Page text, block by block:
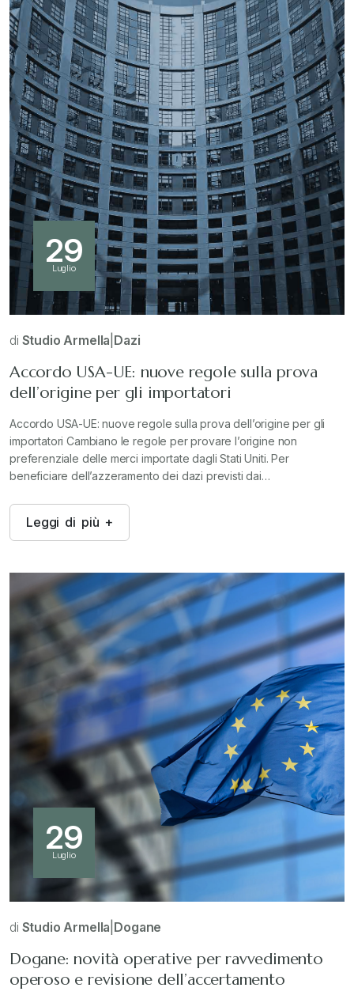
29
Luglio
di Studio Armella Dazi
Accordo USA-UE: nuove regole sulla prova
dell’origine per gli importatori
Accordo USA-UE: nuove regole sulla prova dell’origine per gli
importatori Cambiano le regole per provare l’origine non
preferenziale delle merci importate dagli Stati Uniti. Per
beneficiare dell’azzeramento dei dazi previsti dai…
Leggi di più +
29
Luglio
di Studio Armella Dogane
Dogane: novità operative per ravvedimento
operoso e revisione dell’accertamento